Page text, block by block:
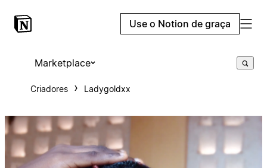
Use o Notion de graça
Marketplace
Criadores Ladygoldxx